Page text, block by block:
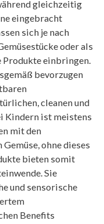
gleichzeitig
eingebracht
sich je nach
oder als
einbringen.
bevorzugen
cleanen und
Kindern ist meistens
mit den
ohne dieses
bieten somit
Sie
und sensorische
Benefits